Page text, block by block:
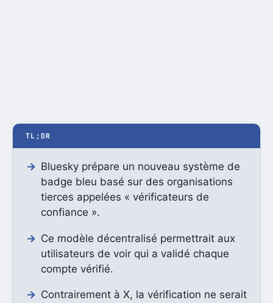
TL;DR
Bluesky prépare un nouveau système de
badge bleu basé sur des organisations
tierces appelées « vérificateurs de
confiance ».
Ce modèle décentralisé permettrait aux
utilisateurs de voir qui a validé chaque
compte vérifié.
Contrairement à X, la vérification ne serait